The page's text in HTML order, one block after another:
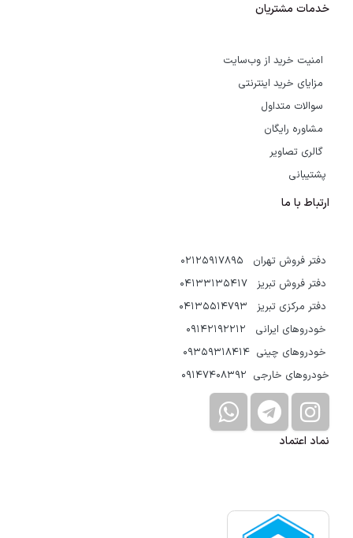
خدمات مشتریان
امنیت خرید از وب‌سایت
مزایای خرید اینترنتی
سوالات متداول
مشاوره رایگان
گالری تصاویر
پشتیبانی
ارتباط با ما
دفتر فروش تهران 02125917895
دفتر فروش تبریز 04133135417
دفتر مرکزی تبریز 04135514793
خودروهای ایرانی 09142192212
خودروهای چینی 09359318414
خودروهای خارجی 09147408392
نماد اعتماد